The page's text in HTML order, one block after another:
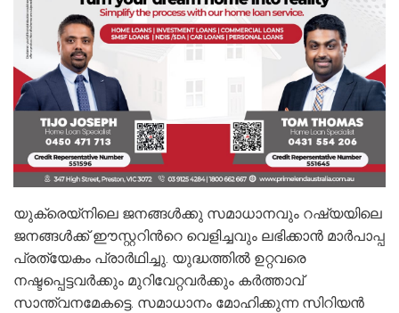
യുക്രെയ്നിലെ ജനങ്ങള്‍ക്കു സമാധാനവും റഷ്യയിലെ
ജനങ്ങള്‍ക്ക് ഈസ്റ്ററിന്‍റെ വെളിച്ചവും ലഭിക്കാന്‍ മാര്‍പാപ്പ
പ്രത്യേകം പ്രാര്‍ഥിച്ചു. യുദ്ധത്തില്‍ ഉറ്റവരെ
നഷ്ടപ്പെട്ടവര്‍ക്കും മുറിവേറ്റവര്‍ക്കും കര്‍ത്താവ്
സാന്ത്വനമേകട്ടെ. സമാധാനം മോഹിക്കുന്ന സിറിയന്‍